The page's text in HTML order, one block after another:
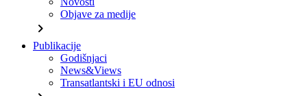
Objave za medije
chevron_right
Publikacije
Godišnjaci
News&Views
Transatlantski i EU odnosi